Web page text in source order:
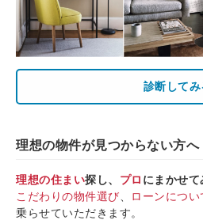
診断してみ
理想の物件が見つからない方へ
理想の住まい探し、 プロ にまかせて
こだわりの物件選び
ローンについ
乗らせていただきます。